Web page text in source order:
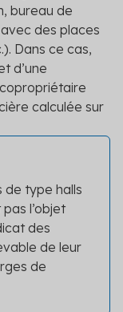
bureau de
des places
Dans ce cas,
d’une
calculée sur
de type halls
l’objet
des
de leur
de